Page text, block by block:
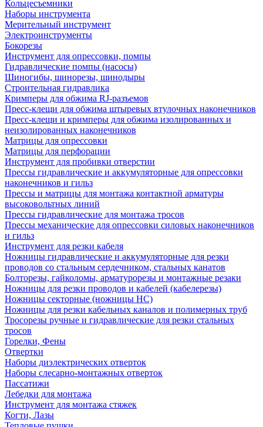
Кольцесъемники
Наборы инструмента
Мерительный инструмент
Электроинструменты
Бокорезы
Инструмент для опрессовки, помпы
Гидравлические помпы (насосы)
Шиногибы, шинорезы, шинодыры
Строительная гидравлика
Кримперы для обжима RJ-разъемов
Пресс-клещи для обжима штыревых втулочных наконечников
Пресс-клещи и кримперы для обжима изолированных и
неизолированных наконечников
Матрицы для опрессовки
Матрицы для перфорации
Инструмент для пробивки отверстии
Прессы гидравлические и аккумуляторные для опрессовки
наконечников и гильз
Прессы и матрицы для монтажа контактной арматуры
высоковольтных линий
Прессы гидравлические для монтажа тросов
Прессы механические для опрессовки силовых наконечников
и гильз
Инструмент для резки кабеля
Ножницы гидравлические и аккумуляторные для резки
проводов со стальным сердечником, стальных канатов
Болторезы, гайколомы, арматурорезы и монтажные резаки
Ножницы для резки проводов и кабелей (кабелерезы)
Ножницы секторные (ножницы НС)
Ножницы для резки кабельных каналов и полимерных труб
Тросорезы ручные и гидравлические для резки стальных
тросов
Горелки, Фены
Отвертки
Наборы диэлектрических отверток
Наборы слесарно-монтажных отверток
Пассатижи
Лебедки для монтажа
Инструмент для монтажа стяжек
Когти, Лазы